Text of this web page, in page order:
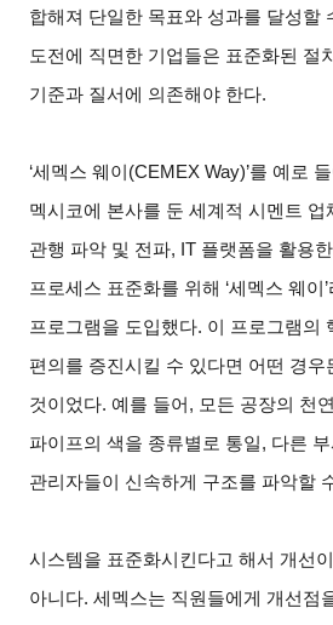
합해져 단일한 목표와 성과를 달성할
도전에 직면한 기업들은 표준화된 절
기준과 질서에 의존해야 한다.
‘세멕스 웨이(CEMEX Way)’를 예로
멕시코에 본사를 둔 세계적 시멘트 업
관행 파악 및 전파, IT 플랫폼을 활용
프로세스 표준화를 위해 ‘세멕스 웨이’
프로그램을 도입했다. 이 프로그램의
편의를 증진시킬 수 있다면 어떤 경우
것이었다. 예를 들어, 모든 공장의 천
파이프의 색을 종류별로 통일, 다른
관리자들이 신속하게 구조를 파악할
시스템을 표준화시킨다고 해서 개선
아니다. 세멕스는 직원들에게 개선점